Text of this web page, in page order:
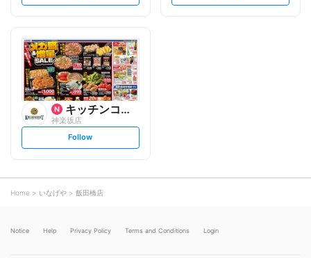
t
l
o
w
t
キッチンコート
神楽坂店
s
t
o
w
Follow
Home いなげや 飯田橋店
Notice Help Privacy Policy Terms and Conditions Login